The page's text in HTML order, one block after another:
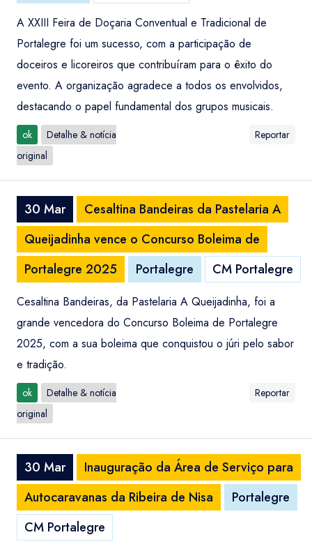
A XXIII Feira de Doçaria Conventual e Tradicional de
Portalegre foi um sucesso, com a participação de
doceiros e licoreiros que contribuíram para o êxito do
evento. A organização agradece a todos os envolvidos,
destacando o papel fundamental dos grupos musicais.
ok
Detalhe & notícia
original
Reportar
30 Mar
Cesaltina Bandeiras da Pastelaria A
Queijadinha vence o Concurso Boleima de
Portalegre 2025
Portalegre CM Portalegre
Cesaltina Bandeiras, da Pastelaria A Queijadinha, foi a
grande vencedora do Concurso Boleima de Portalegre
2025, com a sua boleima que conquistou o júri pelo sabor
e tradição.
ok
Detalhe & notícia
original
Reportar
30 Mar
Inauguração da Área de Serviço para
Autocaravanas da Ribeira de Nisa
Portalegre
CM Portalegre